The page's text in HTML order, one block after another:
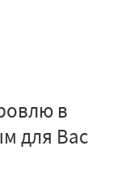
в
для Вас